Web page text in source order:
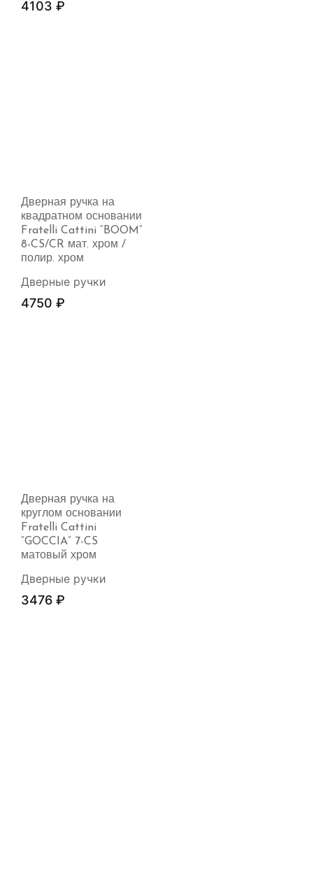
4103 ₽
Дверная ручка на
квадратном основании
Fratelli Cattini “BOOM”
8-CS/CR мат. хром /
полир. хром
Дверные ручки
4750 ₽
Дверная ручка на
круглом основании
Fratelli Cattini
“GOCCIA” 7-CS
матовый хром
Дверные ручки
3476 ₽